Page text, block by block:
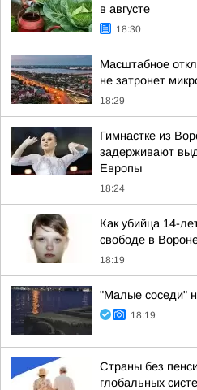
в августе
18:30
Масштабное
не затронет
18:29
Гимнастке из
задерживают
Европы
18:24
Как убийца 14-
свободе в
18:19
"Малые соседи"
18:19
Страны без
глобальных